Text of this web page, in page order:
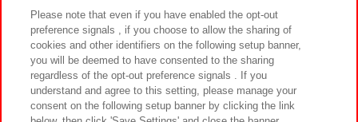
カスタマーハラスメント対応方針 よくあるご質問・お問い合わせ
Please note that even if you have enabled the opt-out
preference signals , if you choose to allow the sharing of
cookies and other identifiers on the following setup banner,
you will be deemed to have consented to the sharing
regardless of the opt-out preference signals . If you
understand and agree to this setting, please manage your
consent on the following setup banner by clicking the link